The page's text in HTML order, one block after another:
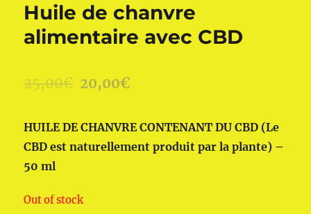
Huile de chanvre
alimentaire avec CBD
25,00€ 20,00€
HUILE DE CHANVRE CONTENANT DU CBD (Le
CBD est naturellement produit par la plante) –
50 ml
Out of stock